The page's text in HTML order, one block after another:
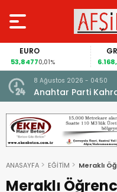
EURO
53,84770,01%
8 Ağustos 2026 - 04:50
Anahtar Parti
Afşin Teşkilatı ile
ANASAYFA EĞİTİM Meraklı
Meraklı